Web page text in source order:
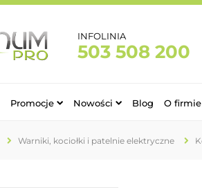
INFOLINIA
503 508 200
Promocje Nowości Blog O firmie
Warniki, kociołki i patelnie elektryczne